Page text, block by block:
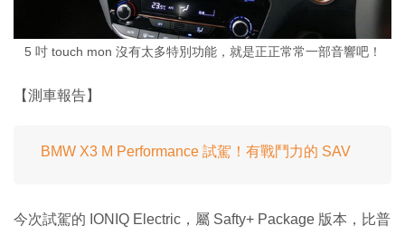
5 吋 touch mon 沒有太多特別功能，就是正正常常一部音響吧！
【測車報告】
BMW X3 M Performance 試駕！有戰鬥力的 SAV
今次試駕的 IONIQ Electric，屬 Safty+ Package 版本，比普